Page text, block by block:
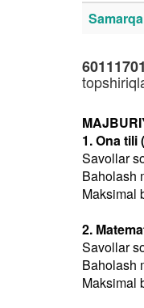
1. Ona tili
Savollar
Baholash
Maksimal
2.
Savollar
Baholash
Maksimal